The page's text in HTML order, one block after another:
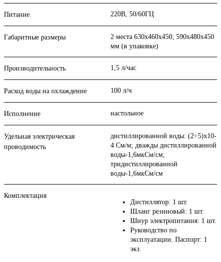
Питание 220В, 50/60ГЦ
Габаритные размеры
2 места 630х460х450; 590х480х450
мм (в упаковке)
Производительность 1,5 л/час
Расход воды на охлаждение 100 л/ч
Исполнение настольное
Удельная электрическая
проводимость
дистиллированной воды: (2÷5)х10-
4 См/м; дважды дистиллированной
воды-1,6мкСм/см;
тридистиллированной
воды-1,6мкСм/см
Комплектация
Дистиллятор: 1 шт.
Шланг резиновый: 1 шт.
Шнур электропитания: 1 шт.
Руководство по
эксплуатации. Паспорт: 1
экз.